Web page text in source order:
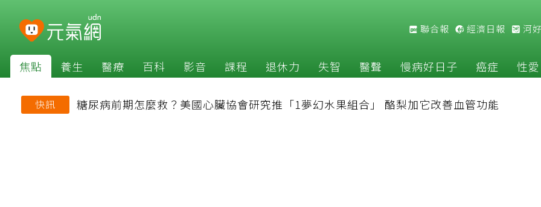
聯合報 經濟日報 河
焦點 養生 醫療 百科 影音 課程 退休力 失智 醫聲 慢病好日子 癌症 性愛
快訊 糖尿病前期怎麼救？美國心臟協會研究推「1夢幻水果組合」 酪梨加它改善血管功能